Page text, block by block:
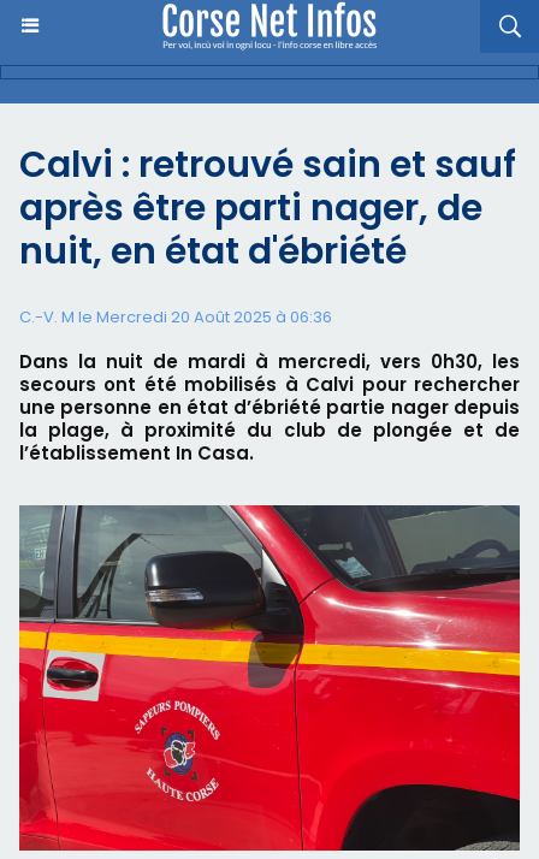
Calvi : retrouvé sain et sauf
après être parti nager, de
nuit, en état d'ébriété
C.-V. M le Mercredi 20 Août 2025 à 06:36
Dans la nuit de mardi à mercredi, vers 0h30, les
secours ont été mobilisés à Calvi pour rechercher
une personne en état d’ébriété partie nager depuis
la plage, à proximité du club de plongée et de
l’établissement In Casa.